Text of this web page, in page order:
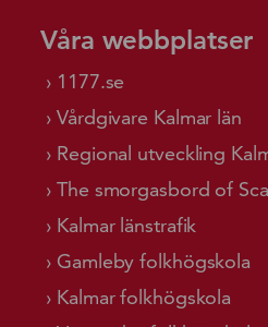
Våra webbplatser
1177.se
Vårdgivare Kalmar län
Regional utveckling
The smorgasbord of
Kalmar länstrafik
Gamleby folkhögskola
Kalmar folkhögskola